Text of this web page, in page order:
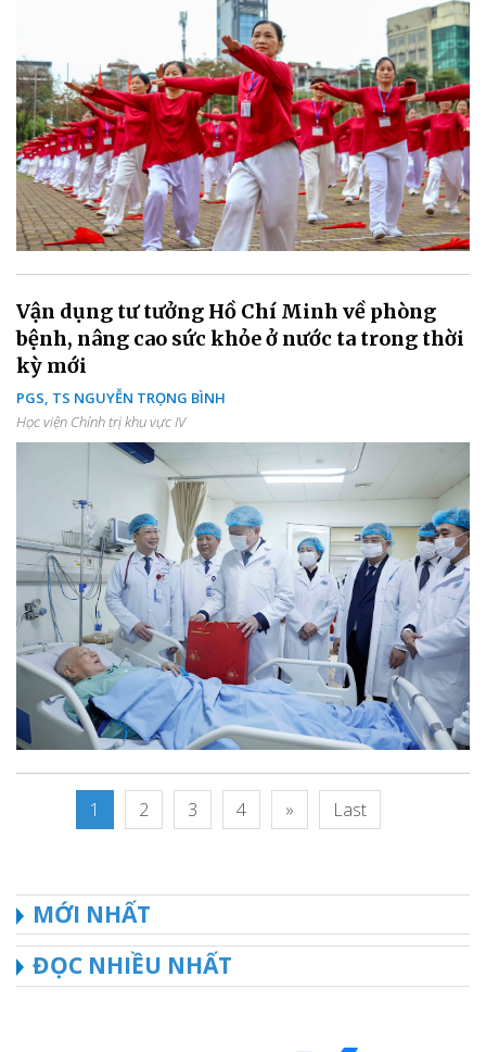
Vận dụng tư tưởng Hồ Chí Minh về phòng
bệnh, nâng cao sức khỏe ở nước ta trong thời
kỳ mới
PGS, TS NGUYỄN TRỌNG BÌNH
Học viện Chính trị khu vực IV
1 2 3 4 » Last
MỚI NHẤT
ĐỌC NHIỀU NHẤT